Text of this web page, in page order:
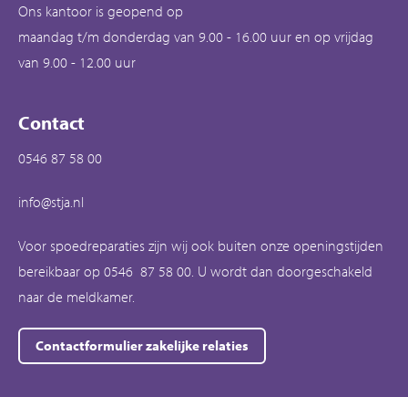
Ons kantoor is geopend op
maandag t/m donderdag van 9.00 - 16.00 uur en op vrijdag
van 9.00 - 12.00 uur
Contact
0546 87 58 00
info@stja.nl
Voor spoedreparaties zijn wij ook buiten onze openingstijden
bereikbaar op 0546 87 58 00. U wordt dan doorgeschakeld
naar de meldkamer.
Contactformulier zakelijke relaties